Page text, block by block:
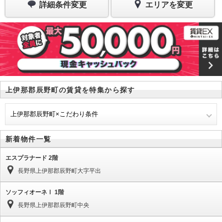
詳細条件変更 エリアを変更
上伊那郡辰野町の賃貸を特集から探す
上伊那郡辰野町×こだわり条件
新着物件一覧
エスプラナード 2階
長野県上伊那郡辰野町大字平出
ソッフィオーネⅠ 1階
長野県上伊那郡辰野町中央